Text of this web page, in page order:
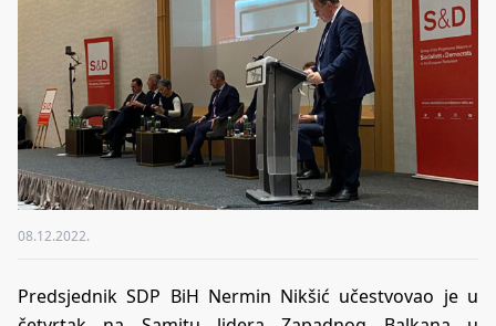
08.12.2022.
Predsjednik SDP BiH Nermin Nikšić učestvovao je u